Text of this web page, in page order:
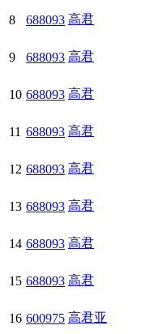
8 688093 高君
9 688093 高君
10 688093 高君
11 688093 高君
12 688093 高君
13 688093 高君
14 688093 高君
15 688093 高君
16 600975 高君亚